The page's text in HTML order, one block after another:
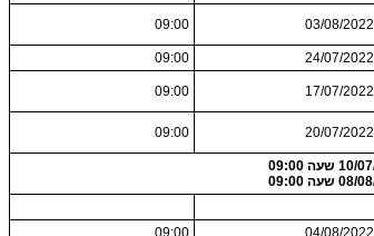
03/08/2022
09:00
24/07/2022
09:00
17/07/2022
09:00
20/07/2022
09:00
04/08/2022
09:00